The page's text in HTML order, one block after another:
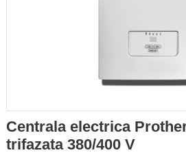
Centrala electrica
trifazata 380/400 V